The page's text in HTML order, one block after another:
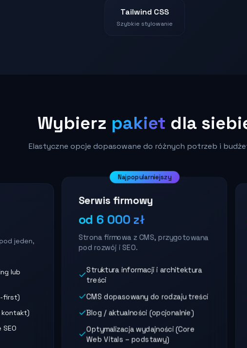
Tailwind CSS
Szybkie stylowanie
Wybierz pakiet dla
Elastyczne opcje dopasowane do różnych potrzeb i
jeden,
lub
first)
kontakt)
Najpopularniejszy
Serwis firmowy
od 6 000 zł
Strona firmowa z CMS, przygotowana
pod rozwój i SEO.
Struktura informacji i architektura
treści
CMS dopasowany do rodzaju treści
Blog / aktualności (opcjonalnie)
Optymalizacja wydajności (Core
Web Vitals – podstawy)